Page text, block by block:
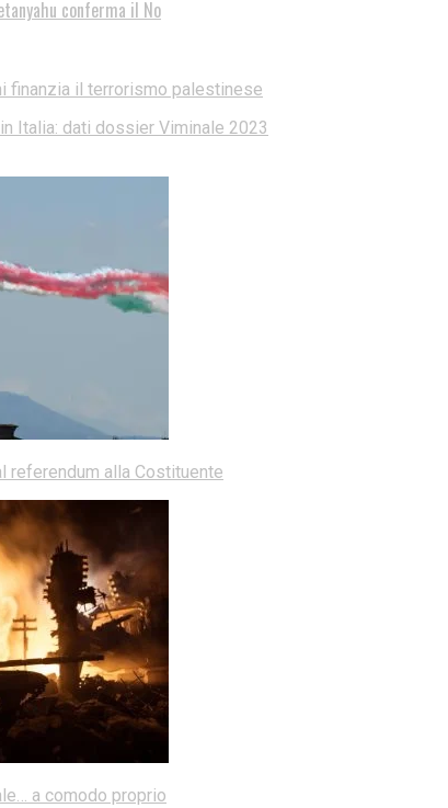
conferma il No
finanzia il terrorismo palestinese
Italia: dati dossier Viminale 2023
referendum alla Costituente
a comodo proprio